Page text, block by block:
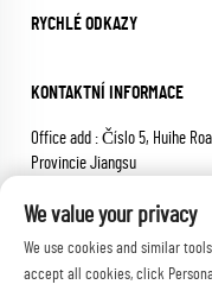
RYCHLÉ ODKAZY
KONTAKTNÍ INFORMACE
Office add : Číslo 5, Huihe
Provincie Jiangsu
Telepon:+86-18652826331
Copyright © 2025 wuxi
We value your privacy
We use cookies and similar
accept all cookies, click